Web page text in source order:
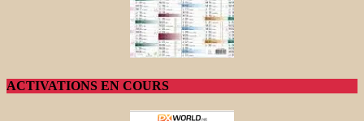
ACTIVATIONS EN COURS